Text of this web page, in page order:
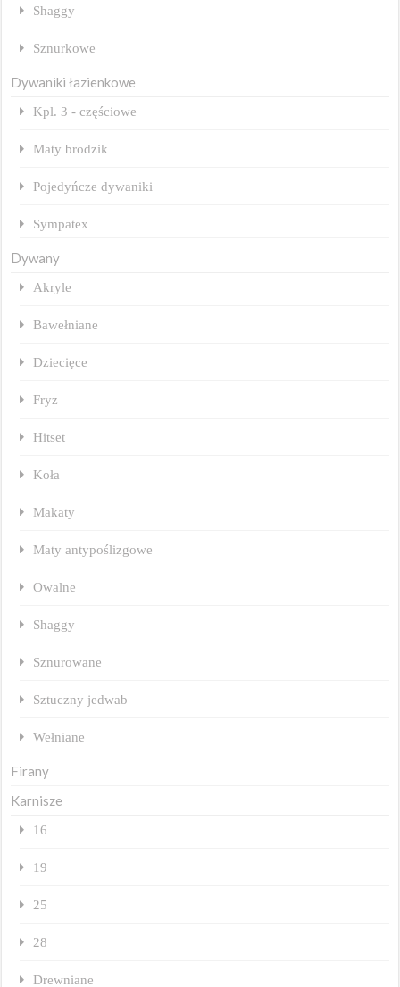
Shaggy
Sznurkowe
Dywaniki łazienkowe
Kpl. 3 - częściowe
Maty brodzik
Pojedyńcze dywaniki
Sympatex
Dywany
Akryle
Bawełniane
Dziecięce
Fryz
Hitset
Koła
Makaty
Maty antypoślizgowe
Owalne
Shaggy
Sznurowane
Sztuczny jedwab
Wełniane
Firany
Karnisze
16
19
25
28
Drewniane